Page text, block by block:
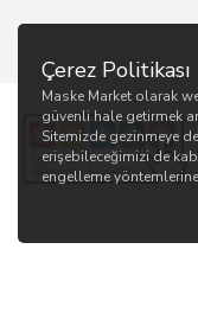
Çerez Politikası
Maske Market olarak
güvenli hale getirmek
Sitemizde gezinmeye
erişebileceğimizi de
engelleme yöntemlerine